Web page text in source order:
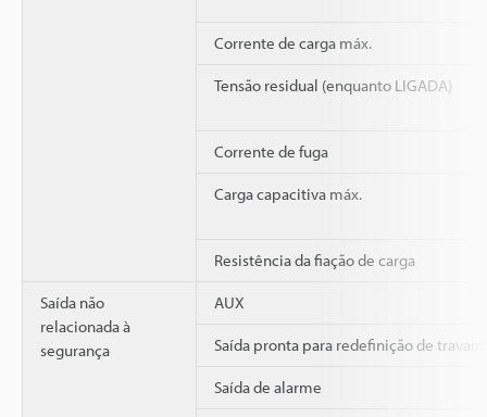
Corrente de carga máx.
Tensão residual (enquanto LIGADA)
Corrente de fuga
Carga capacitiva máx.
Resistência da fiação de carga
Saída não
relacionada à
segurança
AUX
Saída pronta para redefinição de
Saída de alarme